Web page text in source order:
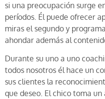
si una preocupación surge
períodos. Él puede ofrecer
miras el segundo y
ahondar además al
Durante su uno a uno
todos nosotros él hace un
sus clientes la
que deseo. El chico toma